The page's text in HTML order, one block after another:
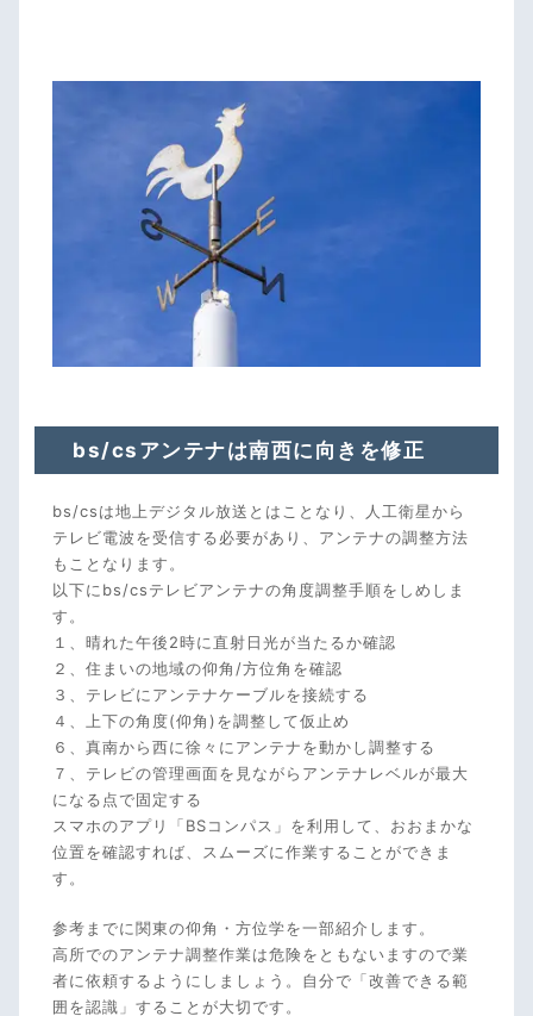
bs/csアンテナは南西に向きを修正
bs/csは地上デジタル放送とはことなり、人工衛星から
テレビ電波を受信する必要があり、アンテナの調整方法
もことなります。
以下にbs/csテレビアンテナの角度調整手順をしめしま
す。
１、晴れた午後2時に直射日光が当たるか確認
２、住まいの地域の仰角/方位角を確認
３、テレビにアンテナケーブルを接続する
４、上下の角度(仰角)を調整して仮止め
６、真南から西に徐々にアンテナを動かし調整する
７、テレビの管理画面を見ながらアンテナレベルが最大
になる点で固定する
スマホのアプリ「BSコンパス」を利用して、おおまかな
位置を確認すれば、スムーズに作業することができま
す。
参考までに関東の仰角・方位学を一部紹介します。
高所でのアンテナ調整作業は危険をともないますので業
者に依頼するようにしましょう。自分で「改善できる範
囲を認識」することが大切です。